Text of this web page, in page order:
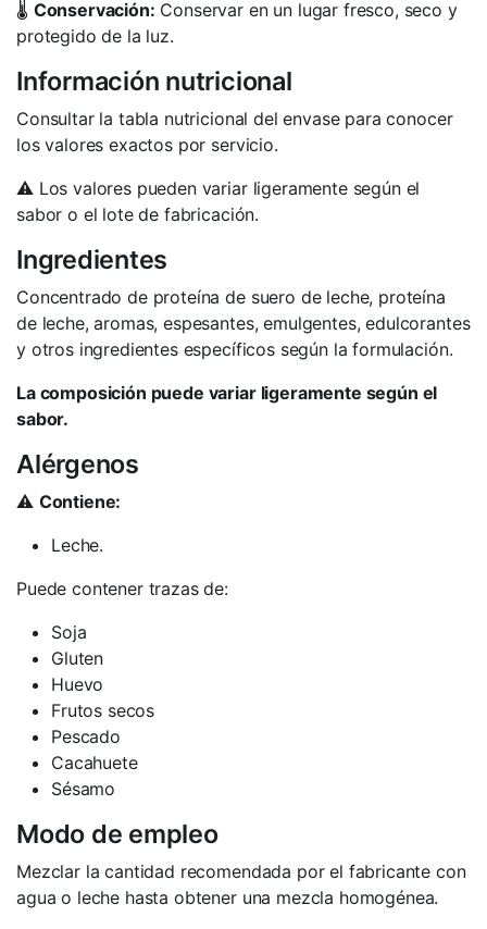
🌡️ Conservación: Conservar en un lugar fresco, seco y
protegido de la luz.
Información nutricional
Consultar la tabla nutricional del envase para conocer
los valores exactos por servicio.
⚠️ Los valores pueden variar ligeramente según el
sabor o el lote de fabricación.
Ingredientes
Concentrado de proteína de suero de leche, proteína
de leche, aromas, espesantes, emulgentes, edulcorantes
y otros ingredientes específicos según la formulación.
La composición puede variar ligeramente según el
sabor.
Alérgenos
⚠️ Contiene:
Leche.
Puede contener trazas de:
Soja
Gluten
Huevo
Frutos secos
Pescado
Cacahuete
Sésamo
Modo de empleo
Mezclar la cantidad recomendada por el fabricante con
agua o leche hasta obtener una mezcla homogénea.